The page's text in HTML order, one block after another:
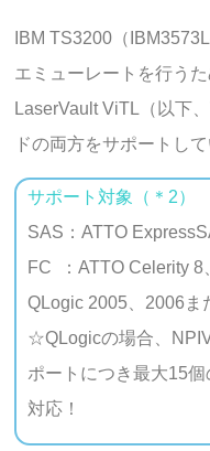
IBM TS3200（
エミューレートを行う
LaserVault ViTL（以下
ドの両方をサポートして
サポート対象（＊2）
SAS：ATTO
FC ：ATTO Celerity 8
QLogic 2005、2006ま
☆QLogicの場合、
ポートにつき最大15
対応！